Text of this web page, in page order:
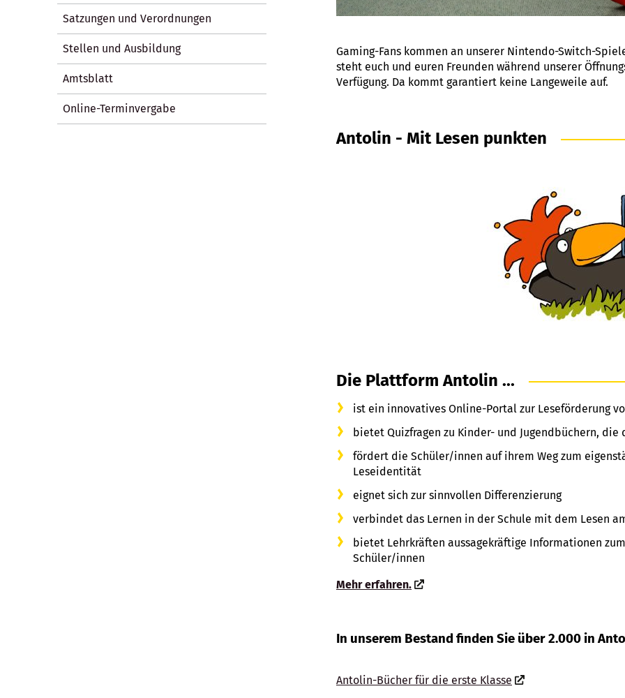
Gaming-Fans kommen an unserer Nintendo-Switch-
steht euch und euren Freunden während unserer
Verfügung. Da kommt garantiert keine Langeweile auf.
Antolin - Mit Lesen punkten
Die Plattform Antolin ...
ist ein innovatives Online-Portal zur Leseförderung
bietet Quizfragen zu Kinder- und Jugendbüchern,
fördert die Schüler/innen auf ihrem Weg zum
Leseidentität
eignet sich zur sinnvollen Differenzierung
verbindet das Lernen in der Schule mit dem Lesen
bietet Lehrkräften aussagekräftige Informationen
Schüler/innen
Mehr erfahren.
In unserem Bestand finden Sie über 2.000 in
Antolin-Bücher für die erste Klasse
Satzungen und Verordnungen
Stellen und Ausbildung
Amtsblatt
Online-Terminvergabe